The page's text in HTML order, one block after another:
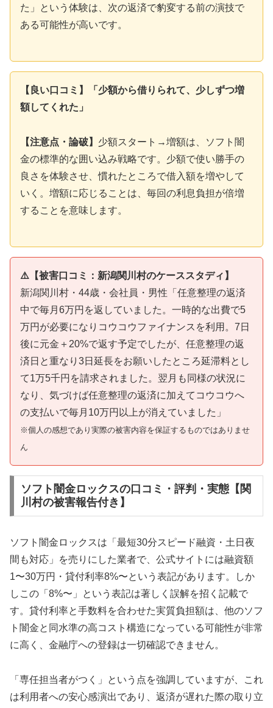
た」という体験は、次の返済で豹変する前の演技で
ある可能性が高いです。
【良い口コミ】「少額から借りられて、少しずつ増
額してくれた」
【注意点・論破】 少額スタート→増額は、ソフト闇
金の標準的な囲い込み戦略です。少額で使い勝手の
良さを体験させ、慣れたところで借入額を増やして
いく。増額に応じることは、毎回の利息負担が倍増
することを意味します。
⚠️【被害口コミ：新潟関川村のケーススタディ】
新潟関川村・44歳・会社員・男性「任意整理の返済
中で毎月6万円を返していました。一時的な出費で5
万円が必要になりコウコウファイナンスを利用。7日
後に元金＋20%で返す予定でしたが、任意整理の返
済日と重なり3日延長をお願いしたところ延滞料とし
て1万5千円を請求されました。翌月も同様の状況に
なり、気づけば任意整理の返済に加えてコウコウへ
の支払いで毎月10万円以上が消えていました」
※個人の感想であり実際の被害内容を保証するものではありませ
ん
ソフト闇金ロックスの口コミ・評判・実態【関
川村の被害報告付き】
ソフト闇金ロックスは「最短30分スピード融資・土日夜
間も対応」を売りにした業者で、公式サイトには融資額
1〜30万円・貸付利率8%〜という表記があります。しか
しこの「8%〜」という表記は著しく誤解を招く記載で
す。貸付利率と手数料を合わせた実質負担額は、他のソフ
ト闇金と同水準の高コスト構造になっている可能性が非常
に高く、金融庁への登録は一切確認できません。
「専任担当者がつく」という点を強調していますが、これ
は利用者への安心感演出であり、返済が遅れた際の取り立